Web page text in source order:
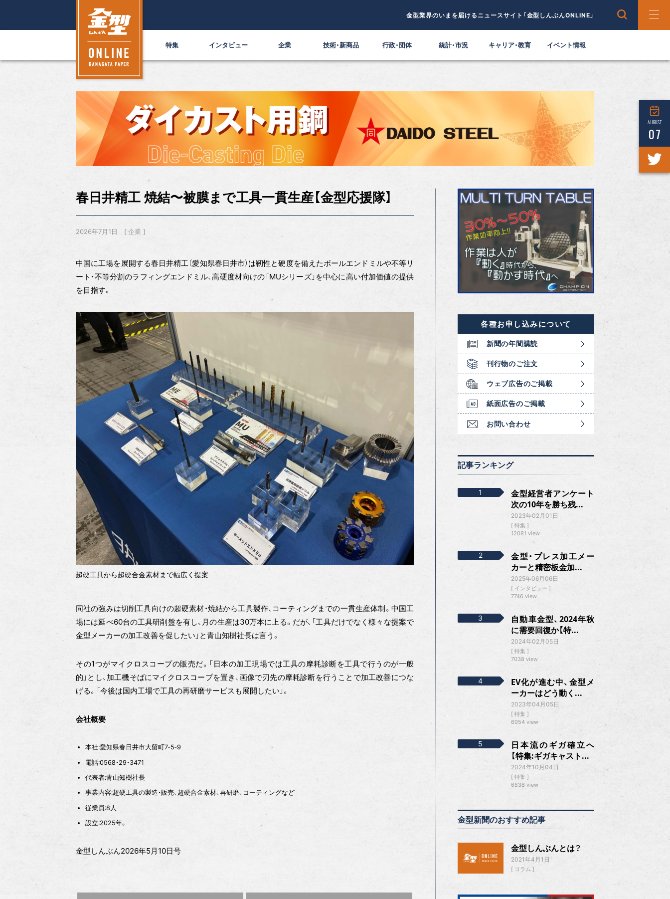
金型業界のいまを届けるニュースサイト「金型しんぶんONLINE」
特集 インタビュー 企業 技術・新商品 行政・団体 統計・市況 キャリア・教育 イベント情報
AUGUST
07
春日井精工 焼結〜被膜まで工具一貫生産【金型応援隊】
2026年7月1日 企業
中国に工場を展開する春日井精工（愛知県春日井市）は靭性と硬度を備えたボールエンドミルや不等リ
ート・不等分割のラフィングエンドミル、高硬度材向けの「MUシリーズ」を中心に高い付加価値の提供
を目指す。
超硬工具から超硬合金素材まで幅広く提案
同社の強みは切削工具向けの超硬素材・焼結から工具製作、コーティングまでの一貫生産体制。中国工
場には延べ60台の工具研削盤を有し、月の生産は30万本に上る。だが、「工具だけでなく様々な提案で
金型メーカーの加工改善を促したい」と青山知樹社長は言う。
その1つがマイクロスコープの販売だ。「日本の加工現場では工具の摩耗診断を工具で行うのが一般
的」とし、加工機そばにマイクロスコープを置き、画像で刃先の摩耗診断を行うことで加工改善につな
げる。「今後は国内工場で工具の再研磨サービスも展開したい」。
会社概要
本社:愛知県春日井市大留町7‐5‐9
電話:0568・29・3471
代表者:青山知樹社長
事業内容:超硬工具の製造・販売、超硬合金素材、再研磨、コーティングなど
従業員:8人
設立:2025年。
金型しんぶん2026年5月10日号
各種お申し込みについて
新聞の年間購読
刊行物のご注文
ウェブ広告のご掲載
紙面広告のご掲載
お問い合わせ
記事ランキング
金型経営者アンケート
次の10年を勝ち残...
2023年02月01日
特集
12081 view
金型・プレス加工メー
カーと精密板金加...
2025年06月06日
インタビュー
7746 view
自動車金型、2024年秋
に需要回復か【特...
2024年02月05日
特集
7038 view
EV化が進む中、金型メ
ーカーはどう動く...
2023年04月05日
特集
6954 view
日本流のギガ確立へ
【特集:ギガキャスト...
2024年10月04日
特集
6838 view
金型新聞のおすすめ記事
金型しんぶんとは？
2021年4月1日
コラム